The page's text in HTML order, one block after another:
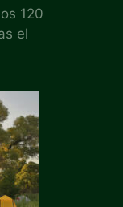
120
el